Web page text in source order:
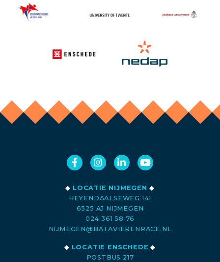
◆ LOCATIE NIJMEGEN ◆
HEYENDAALSEWEG 141
6525 AJ NIJMEGEN
024 361 58 76
NIJMEGEN@BATAVIERENRACE.NL
◆ LOCATIE ENSCHEDE ◆
POSTBUS 217